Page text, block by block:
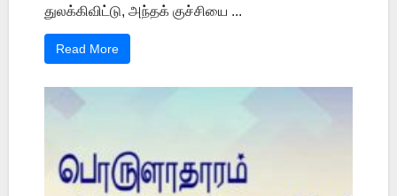
துலக்கிவிட்டு, அந்தக் குச்சியை ...
Read More